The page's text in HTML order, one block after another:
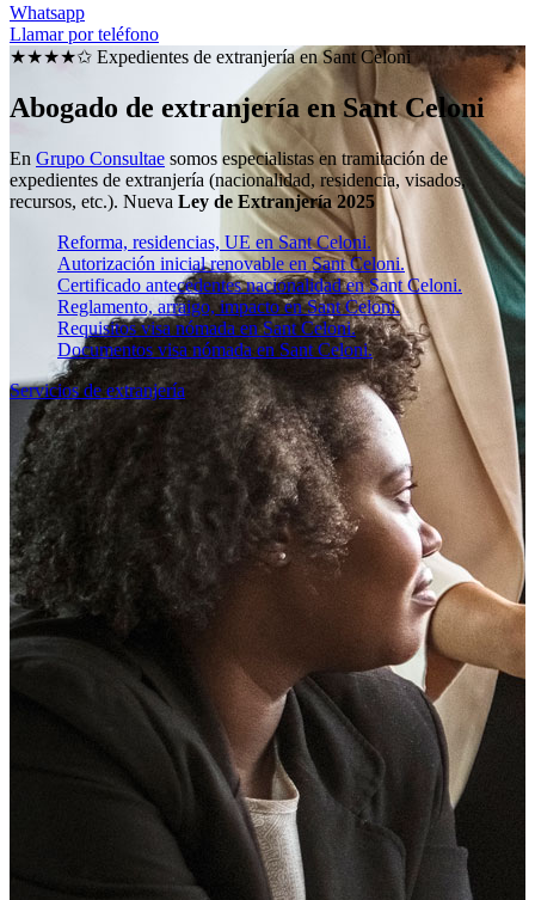
Whatsapp
Llamar por teléfono
★★★★✩ Expedientes de extranjería enSant Celoni
Abogado de extranjería en Sant Celoni
En Grupo Consultae somos especialistas en tramitación de
expedientes de extranjería (nacionalidad, residencia, visados,
recursos, etc.). Nueva Ley de Extranjería 2025
Reforma, residencias, UE en Sant Celoni.
Autorización inicial renovable en Sant Celoni.
Certificado antecedentes nacionalidad en Sant Celoni.
Reglamento, arraigo, impacto en Sant Celoni.
Requisitos visa nómada en Sant Celoni.
Documentos visa nómada en Sant Celoni.
Servicios de extranjería